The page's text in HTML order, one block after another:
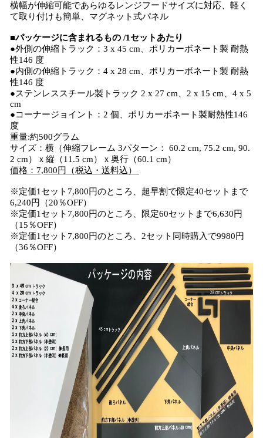
横幅が伸縮可能であらゆるレンジフードサイズに対応、軽く
て取り付けも簡単、マグネット式パネル
■パッケージに含まれるもの /1セットあたり
●外側の伸縮トラック：3 x 45 cm、ポリカーボネート製 耐熱
性146 度
●内側の伸縮トラック：4 x 28 cm、ポリカーボネート製 耐熱
性146 度
●ステンレススチール製トラック 2 x 27 cm、2 x 15 cm、4 x 5
cm
●コーナージョイント：2 個、ポリカーボネート製耐熱性146
度
重量:約500グラム
サイズ：横（伸縮フレーム 3パターン： 60.2 cm, 75.2 cm, 90.
2 cm）ｘ縦（11.5 cm）ｘ奥行（60.1 cm）
価格：7,800円（税込・送料込）
※定価1セット7,800円のところ、超早割で限定40セットまで
6,240円（20％OFF）
※定価1セット7,800円のところ、限定60セットまで6,630円
（15％OFF）
※定価1セット7,800円のところ、2セット同時購入で9980円
（36％OFF）